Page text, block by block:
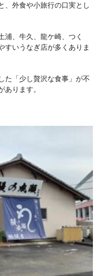
、外食や小旅行の口実とし
浦、牛久、龍ケ崎、つく
すいうなぎ店が多くありま
た「少し贅沢な食事」が不
あります。